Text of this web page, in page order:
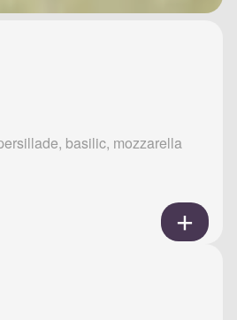
basilic, mozzarella